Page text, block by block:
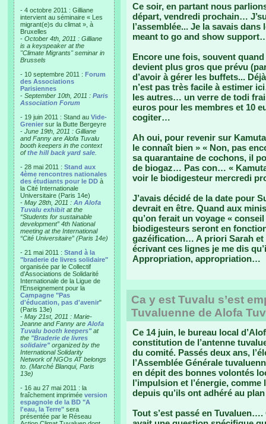
- 4 octobre 2011 : Gilliane
intervient au séminaire « Les
migrant(e)s du climat », à
Bruxelles
- October 4th, 2011 : Gilliane
is a keyspeaker at the
"Climate Migrants" seminar in
Brussels
- 10 septembre 2011 : Forum
des Associations
Parisiennes
- September 10th, 2011 : Paris
Association Forum
- 19 juin 2011 : Stand au Vide-
Grenier sur la Butte Bergeyre
- June 19th, 2011 : Gilliane
and Fanny are Alofa Tuvalu
booth keepers in the context
ofthe hill back yard sale
- 28 mai 2011 : Stand aux
4ème rencontres nationales
des étudiants pour le DD à
la Cité Internationale
Universitaire (Paris 14e)
- May 28th, 2011 : An Alofa
Tuvalu exhibit at the
“Students for sustainable
development” 4th National
meeting at the International
“Cité Universitaire” (Paris 14e)
- 21 mai 2011 : Stand à la
"braderie de livres solidaire"
organisée par le Collectif
d'Associations de Solidarité
Internationale de la Ligue de
l'Enseignement pour la
Campagne "Pas
d'éducation, pas d'avenir"
(Paris 13e)
- May 21st, 2011 : Marie-
Jeanne and Fanny are Alofa
Tuvalu booth keepers"at
the "Braderie de livres
solidaire"organized by the
International Solidarity
Network of NGOs AT belongs
to. (Marché Blanqui, Paris
13e)
- 16 au 27 mai 2011 : la
fraîchement imprimée version
espagnole de la BD "A
l'eau, la Terre" sera
présentée par le Réseau
Ce soir, en partant nous
départ, vendredi prochain…
l’assemblée... Je la savais
meant to go and show
Encore une fois, souvent
devient plus gros que prévu
d’avoir à gérer les buffets...
n’est pas très facile à estimer
les autres… un verre de todi
euros pour les membres et 10
cogiter…
Ah oui, pour revenir sur
le connaît bien » « Non, pas
sa quarantaine de cochons, il
de biogaz… Pas con… «
voir le biodigesteur mercredi
J’avais décidé de la date pour
devrait en être. Quand aux
qu’on ferait un voyage «
biodigesteurs seront en
gazéification… A priori Sarah et
écrivant ces lignes je me dis
Appropriation, appropriation…
Ca y est Tuvalu s’est
Tuvaluenne de Alofa
Ce 14 juin, le bureau local
constitution de l’antenne
du comité. Passés deux ans,
l’Assemblée Générale
en dépit des bonnes volontés
l’impulsion et l’énergie,
depuis qu’ils ont adhéré au
Tout s’est passé en